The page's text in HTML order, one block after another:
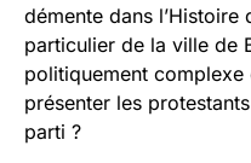
démente dans l’Histoire
particulier de la ville de
politiquement
présenter les
parti ?